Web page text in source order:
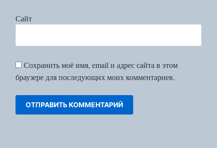
Сайт
Сохранить моё имя, email и адрес сайта в этом
браузере для последующих моих комментариев.